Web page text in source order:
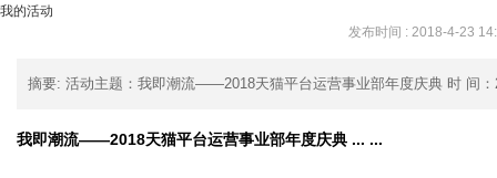
我的活动
发布时间 : 2018-4-23
摘要: 活动主题：我即潮流——2018天猫平台运营事业部年度庆典 时 间：
我即潮流——2018天猫平台运营事业部年度庆典 ... ...